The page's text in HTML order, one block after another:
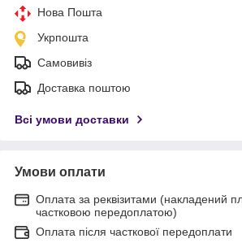
Нова Пошта
Укрпошта
Самовивіз
Доставка поштою
Всі умови доставки
Умови оплати
Оплата за реквізитами (накладений
частковою передоплатою)
Оплата після часткової передоплати